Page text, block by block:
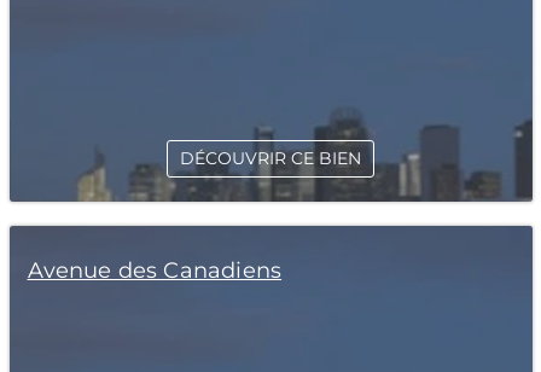
DÉCOUVRIR CE BIEN
Avenue des Canadiens